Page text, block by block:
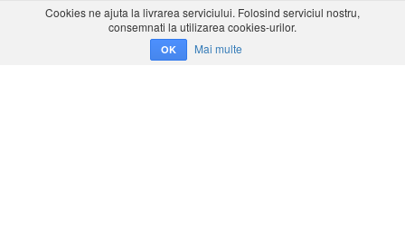
Cookies ne ajuta la livrarea serviciului. Folosind serviciul nostru,
consemnati la utilizarea cookies-urilor.
OK Mai multe